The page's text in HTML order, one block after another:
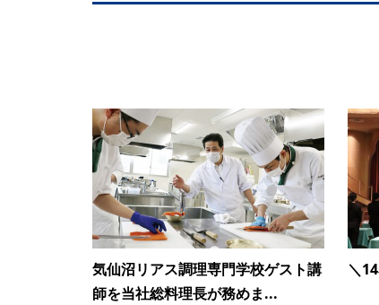
気仙沼リアス調理専門学校ゲスト講
師を当社総料理長が務めま...
＼